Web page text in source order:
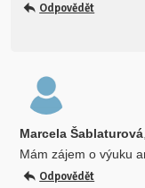
Odpovědět
Marcela Šablaturová
Mám zájem o výuku
Odpovědět